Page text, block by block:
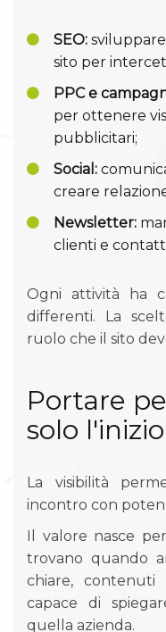
SEO:
sito per
PPC e
per ottenere
pubblicitari;
Social:
creare
Newsletter:
clienti e
Ogni attività ha
differenti. La
ruolo che il sito
Portare
solo l'inizio
La visibilità
incontro con
Il valore nasce
trovano quando
chiare,
capace di
quella azienda.